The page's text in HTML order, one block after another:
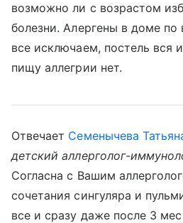
возможно ли с возрастом
болезни. Алергены в доме
все исключаем, постель вся
пищу аллегрии нет.
Отвечает Семенычева
детский аллерголог-
Согласна с Вашим
сочетания сингуляра и
все и сразу даже после 3